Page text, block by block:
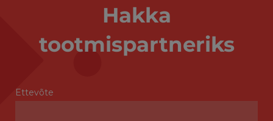
Hakka
tootmispartneriks
Ettevõte